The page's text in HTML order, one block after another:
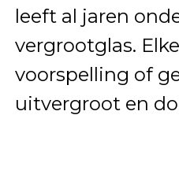
leeft al jaren
vergrootglas.
voorspelling of
uitvergroot en